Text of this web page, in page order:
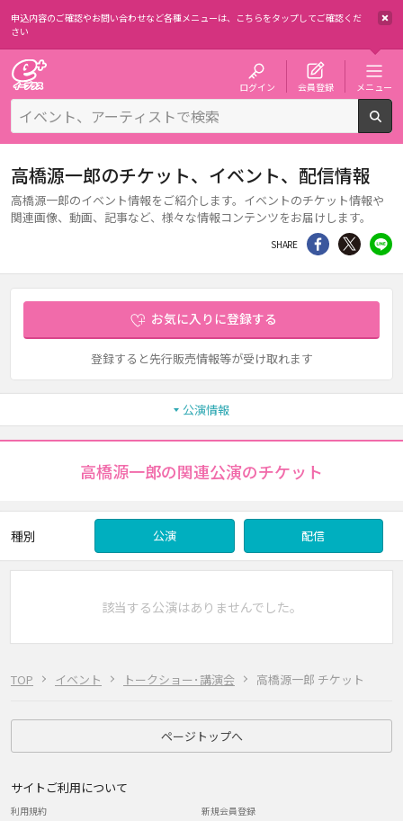
申込内容のご確認やお問い合わせなど各種メニューは、 こちらをタップしてご確認くだ
さい
ログイン 会員登録 メニュー
TOP イベント トークショー･講演会 高橋源一郎 チケット
高橋源一郎のチケット、イベント、配信情報
高橋源一郎のイベント情報をご紹介します。イベントのチケット情報や
関連画像、動画、記事など、様々な情報コンテンツをお届けします。
SHARE シェア Twitter
お気に入りに登録する
登録すると先行販売情報等が受け取れます
公演情報
高橋源一郎の関連公演のチケット
種別 公演 配信
該当する公演はありませんでした。
ページトップへ
サイトご利用について
利用規約
新規会員登録